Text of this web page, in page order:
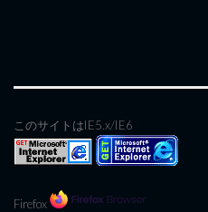
このサイトはIE5.x/IE6
Firefox